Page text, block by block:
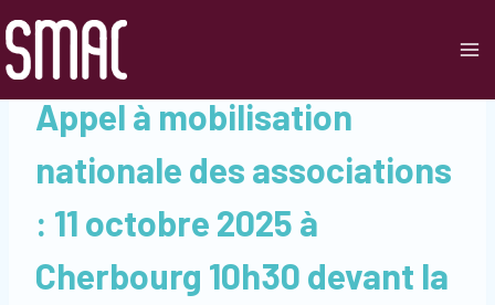
au
contenu
ACTUALITÉS
Appel à mobilisation
nationale des associations
: 11 octobre 2025 à
Cherbourg 10h30 devant la